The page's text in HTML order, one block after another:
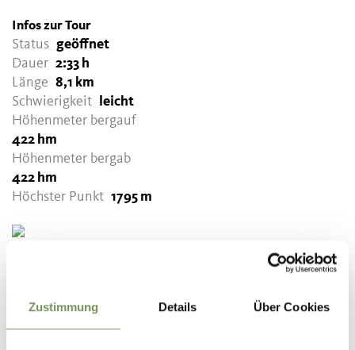
Zustimmung Details Über Cookies
Infos zur Tour
Status geöffnet
Dauer 2:33 h
Länge 8,1 km
Schwierigkeit
leicht
Höhenmeter bergauf
422 hm
Höhenmeter bergab
422 hm
Höchster Punkt 1795 m
Vigiljoch GmbH